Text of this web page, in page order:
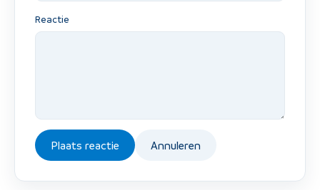
Reactie
Plaats reactie Annuleren